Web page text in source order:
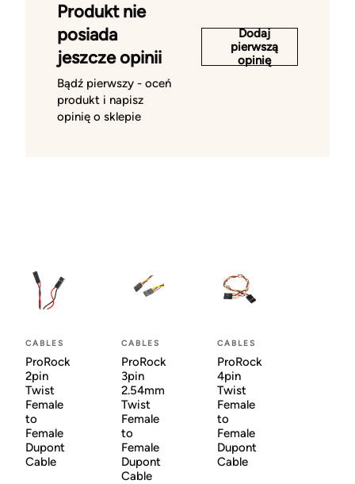
Produkt nie
posiada
jeszcze opinii
Bądź pierwszy - oceń
produkt i napisz
opinię o sklepie
Dodaj
pierwszą
opinię
CABLES
ProRock
2pin
Twist
Female
to
Female
Dupont
Cable
CABLES
ProRock
3pin
2.54mm
Twist
Female
to
Female
Dupont
Cable
CABLES
ProRock
4pin
Twist
Female
to
Female
Dupont
Cable